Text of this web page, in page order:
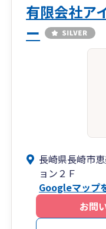
有限会社ア
ー
長崎県長崎市
ョン２Ｆ
Googleマップ
お問